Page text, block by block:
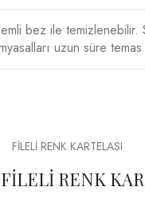
bez ile temizlenebilir.
uzun süre
FİLELİ RENK KARTELASI
RENK